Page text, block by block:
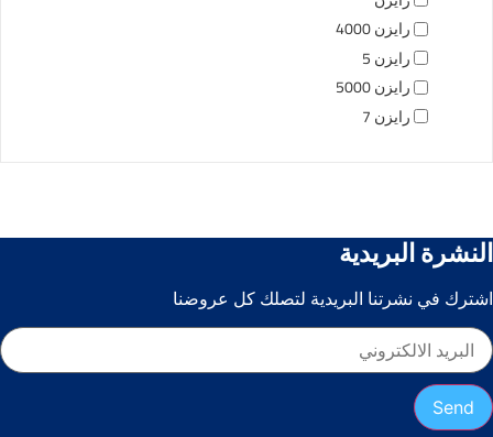
رايزن 4000
رايزن 5
رايزن 5000
رايزن 7
قطع غيار لابتوب
كور اي 9
كوررسات ودروس
لابتوب تابلت
لاتيتيود
لينوفو
النشرة البريدية
اشترك في نشرتنا البريدية لتصلك كل عروضنا
Send